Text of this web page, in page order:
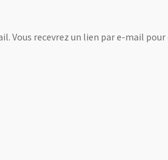
Vous recevrez un lien par e-mail pour